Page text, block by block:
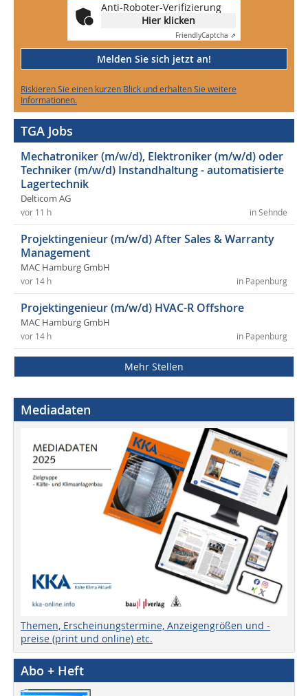
Anti-Roboter-Verifizierung
Hier klicken
FriendlyCaptcha ⇗
Melden Sie sich jetzt an!
Riskieren Sie einen kurzen Blick und erhalten Sie weitere
Informationen.
TGA Jobs
Mechatroniker (m/w/d), Elektroniker (m/w/d) oder
Techniker (m/w/d) Instandhaltung - automatisierte
Lagertechnik
Delticom AG
in Sehnde
vor 11 h
Projektingenieur (m/w/d) After Sales & Warranty
Management
MAC Hamburg GmbH
in Papenburg
vor 14 h
Projektingenieur (m/w/d) HVAC-R Offshore
MAC Hamburg GmbH
in Papenburg
vor 14 h
Mehr Stellen
Mediadaten
Themen, Erscheinungstermine, Anzeigengrößen und -
preise (print und online) etc.
Abo + Heft